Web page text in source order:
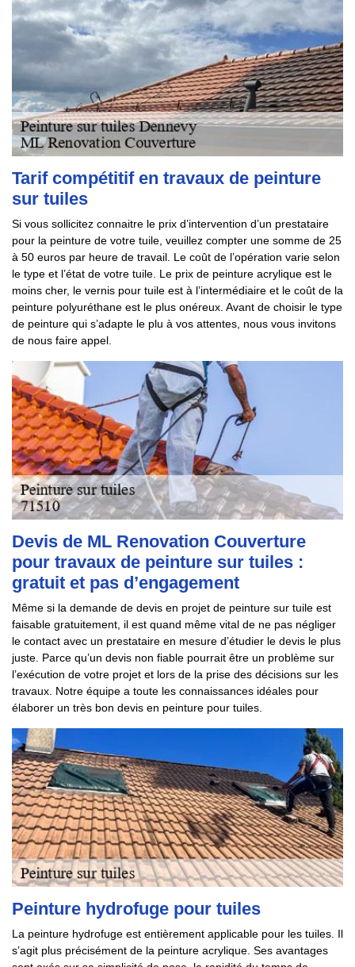
Tarif compétitif en travaux de peinture
sur tuiles
Si vous sollicitez connaitre le prix d’intervention d’un prestataire
pour la peinture de votre tuile, veuillez compter une somme de 25
à 50 euros par heure de travail. Le coût de l’opération varie selon
le type et l’état de votre tuile. Le prix de peinture acrylique est le
moins cher, le vernis pour tuile est à l’intermédiaire et le coût de la
peinture polyuréthane est le plus onéreux. Avant de choisir le type
de peinture qui s’adapte le plu à vos attentes, nous vous invitons
de nous faire appel.
Devis de ML Renovation Couverture
pour travaux de peinture sur tuiles :
gratuit et pas d’engagement
Même si la demande de devis en projet de peinture sur tuile est
faisable gratuitement, il est quand même vital de ne pas négliger
le contact avec un prestataire en mesure d’étudier le devis le plus
juste. Parce qu’un devis non fiable pourrait être un problème sur
l’exécution de votre projet et lors de la prise des décisions sur les
travaux. Notre équipe a toute les connaissances idéales pour
élaborer un très bon devis en peinture pour tuiles.
Peinture hydrofuge pour tuiles
La peinture hydrofuge est entièrement applicable pour les tuiles. Il
s’agit plus précisément de la peinture acrylique. Ses avantages